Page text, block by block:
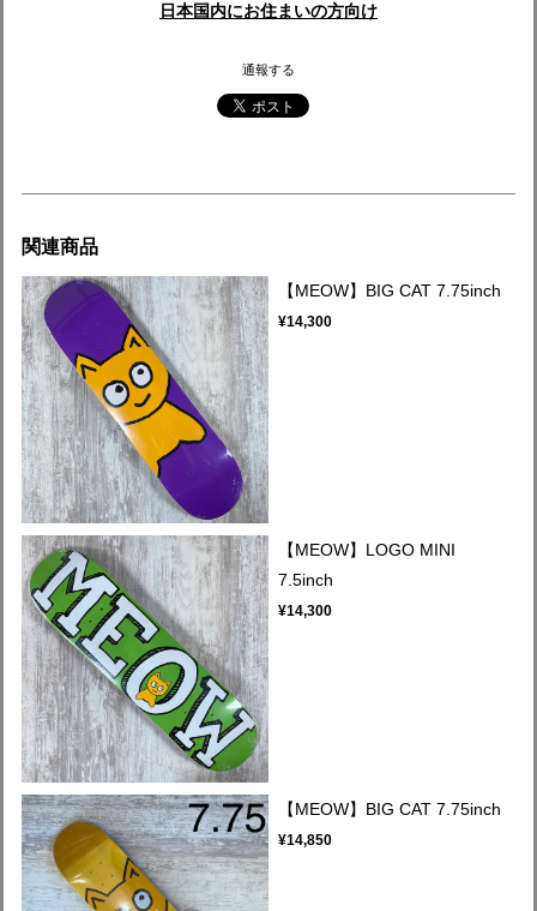
日本国内にお住まいの方向け
通報する
関連商品
【MEOW】BIG CAT 7.75inch
¥14,300
【MEOW】LOGO MINI
7.5inch
¥14,300
【MEOW】BIG CAT 7.75inch
¥14,850